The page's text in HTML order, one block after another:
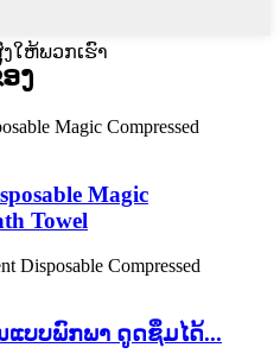
ໃຫ້ພວກເຮົາ
ງ
Magic
Towel
ບບພົກພາ ດູດຊຶມໄດ້...